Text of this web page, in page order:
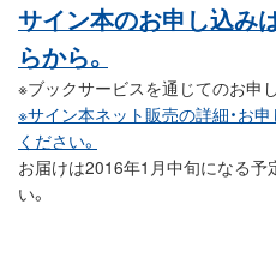
サイン本のお申し込み
らから。
※ブックサービスを通じてのお申
※サイン本ネット販売の詳細・お
ください。
お届けは2016年1月中旬になる予
い。